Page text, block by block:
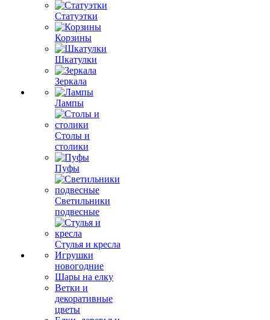
Статуэтки
Корзины
Шкатулки
Зеркала
Лампы
Столы и
столики
Пуфы
Светильники
подвесные
Стулья и кресла
Игрушки
новогодние
Шары на елку
Ветки и
декоративные
цветы